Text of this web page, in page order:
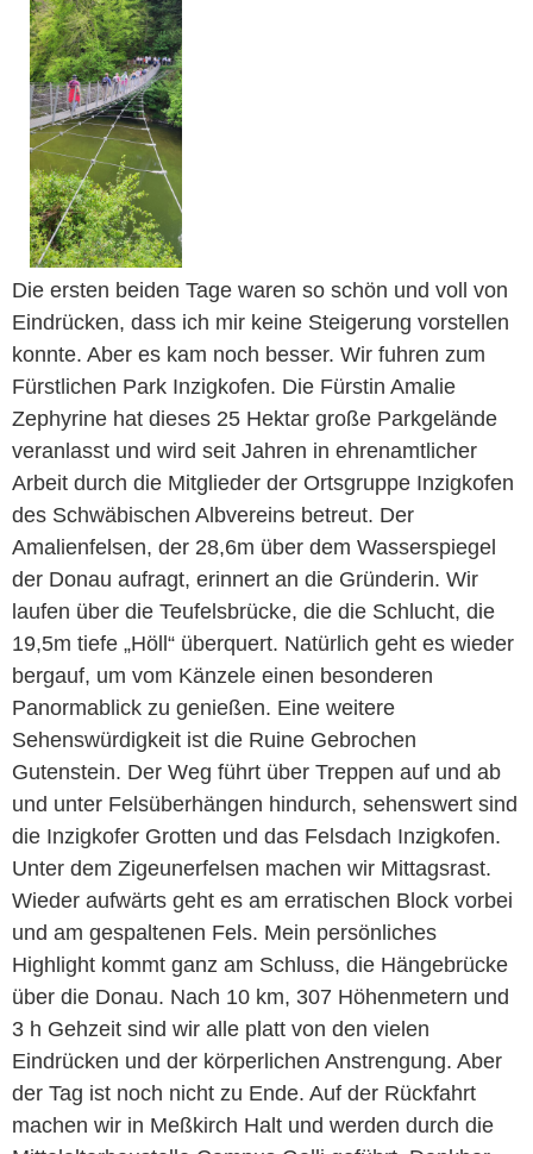
Die ersten beiden Tage waren so schön und voll von
Eindrücken, dass ich mir keine Steigerung vorstellen
konnte. Aber es kam noch besser. Wir fuhren zum
Fürstlichen Park Inzigkofen. Die Fürstin Amalie
Zephyrine hat dieses 25 Hektar große Parkgelände
veranlasst und wird seit Jahren in ehrenamtlicher
Arbeit durch die Mitglieder der Ortsgruppe Inzigkofen
des Schwäbischen Albvereins betreut. Der
Amalienfelsen, der 28,6m über dem Wasserspiegel
der Donau aufragt, erinnert an die Gründerin. Wir
laufen über die Teufelsbrücke, die die Schlucht, die
19,5m tiefe „Höll“ überquert. Natürlich geht es wieder
bergauf, um vom Känzele einen besonderen
Panormablick zu genießen. Eine weitere
Sehenswürdigkeit ist die Ruine Gebrochen
Gutenstein. Der Weg führt über Treppen auf und ab
und unter Felsüberhängen hindurch, sehenswert sind
die Inzigkofer Grotten und das Felsdach Inzigkofen.
Unter dem Zigeunerfelsen machen wir Mittagsrast.
Wieder aufwärts geht es am erratischen Block vorbei
und am gespaltenen Fels. Mein persönliches
Highlight kommt ganz am Schluss, die Hängebrücke
über die Donau. Nach 10 km, 307 Höhenmetern und
3 h Gehzeit sind wir alle platt von den vielen
Eindrücken und der körperlichen Anstrengung. Aber
der Tag ist noch nicht zu Ende. Auf der Rückfahrt
machen wir in Meßkirch Halt und werden durch die